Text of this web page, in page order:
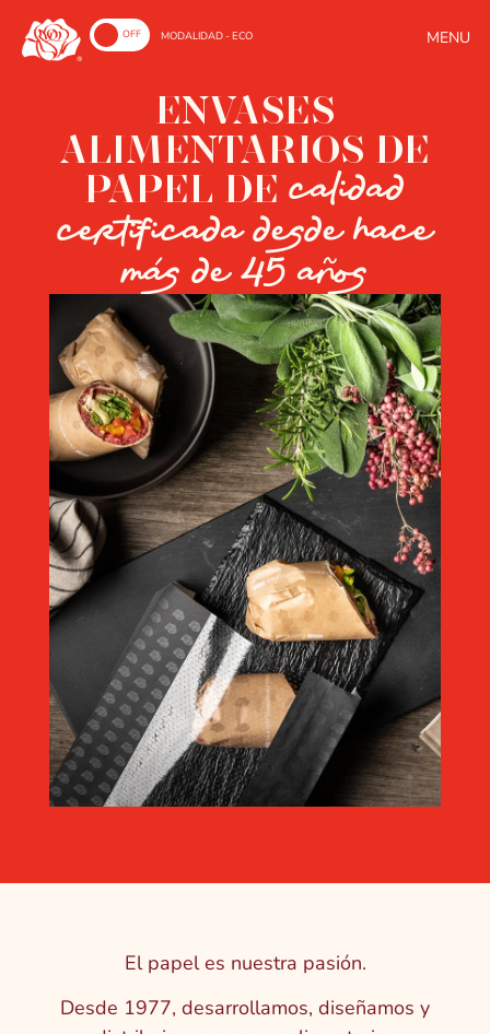
ON OFF MODALIDAD - ECO
ENVASES
ALIMENTARIOS DE
PAPEL DEcalidad
certificada desde hace
más de 45 años
El papel es nuestra pasión.
Desde 1977, desarrollamos, diseñamos y